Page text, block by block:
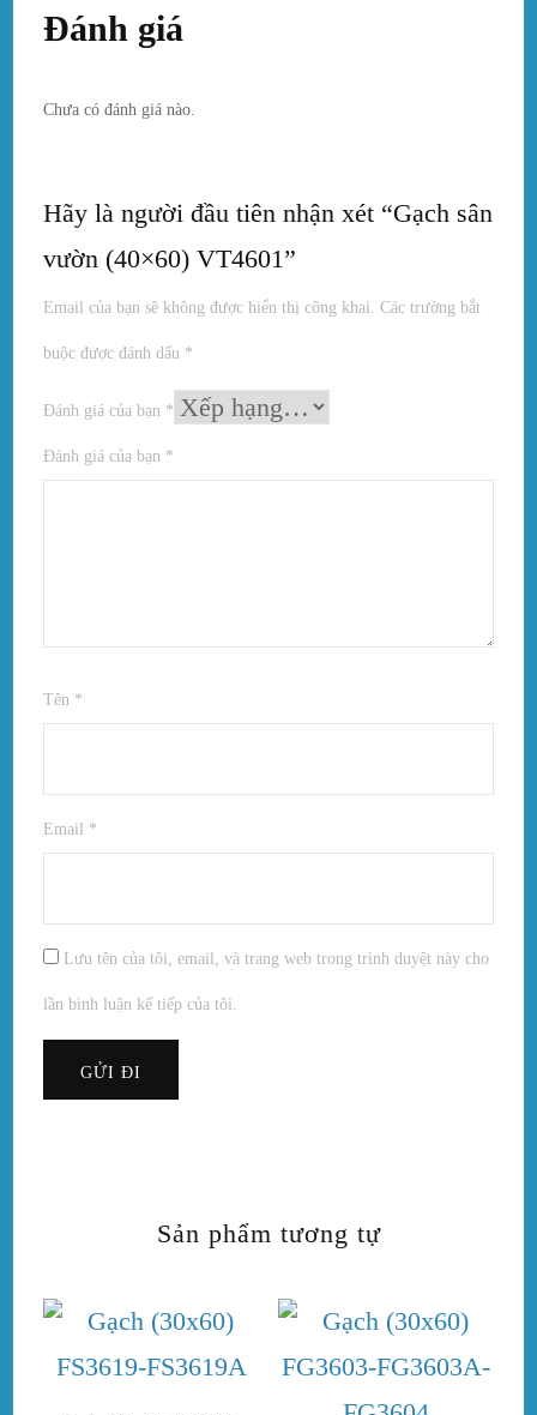
Đánh giá
Chưa có đánh giá nào.
Hãy là người đầu tiên nhận xét “Gạch sân
vườn (40×60) VT4601”
Email của bạn sẽ không được hiển thị công khai. Các trường bắt
buộc được đánh dấu *
Đánh giá của bạn *
Đánh giá của bạn *
Tên *
Email *
Lưu tên của tôi, email, và trang web trong trình duyệt này cho
lần bình luận kế tiếp của tôi.
Sản phẩm tương tự